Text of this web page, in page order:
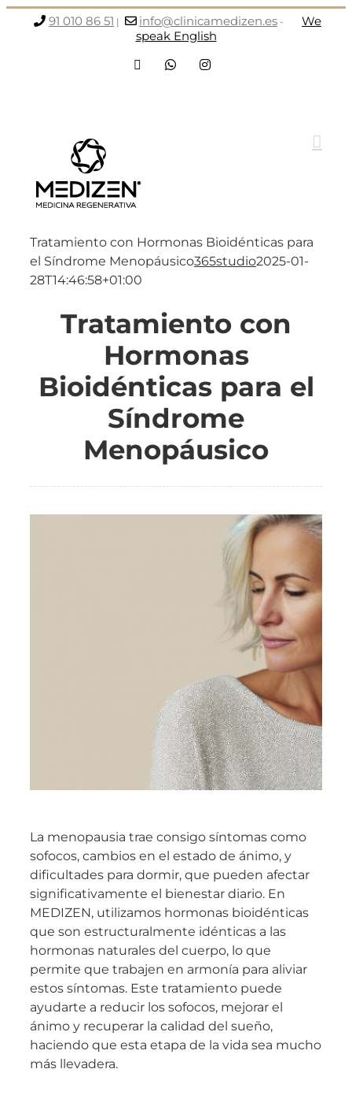
91 010 86 51 | info@clinicamedizen.es -
We
speak English
FacebookWhatsAppInstagram
Tratamiento con Hormonas Bioidénticas para
el Síndrome Menopáusico365studio2025-01-
28T14:46:58+01:00
Tratamiento con
Hormonas
Bioidénticas para el
Síndrome
Menopáusico
La menopausia trae consigo síntomas como
sofocos, cambios en el estado de ánimo, y
dificultades para dormir, que pueden afectar
significativamente el bienestar diario. En
MEDIZEN, utilizamos hormonas bioidénticas
que son estructuralmente idénticas a las
hormonas naturales del cuerpo, lo que
permite que trabajen en armonía para aliviar
estos síntomas. Este tratamiento puede
ayudarte a reducir los sofocos, mejorar el
ánimo y recuperar la calidad del sueño,
haciendo que esta etapa de la vida sea mucho
más llevadera.